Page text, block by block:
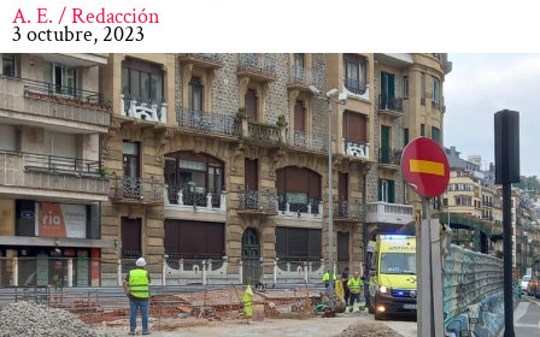
A. E. / Redacción
3 octubre, 2023